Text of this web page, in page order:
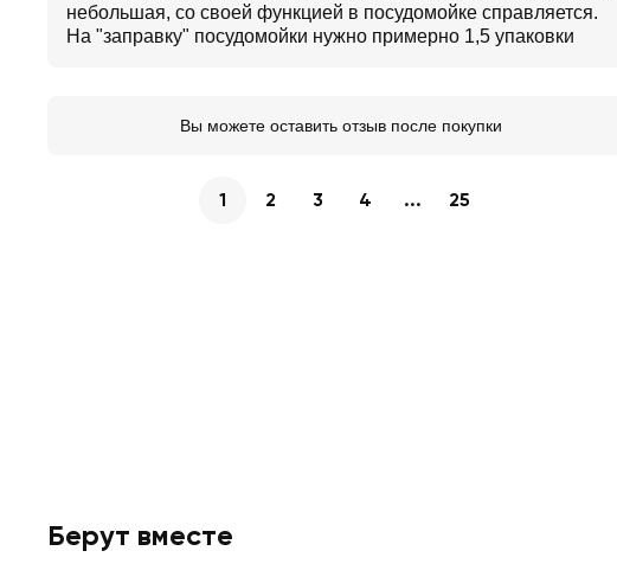
небольшая, со своей функцией в посудомойке справляется.
На "заправку" посудомойки нужно примерно 1,5 упаковки
Вы можете оставить отзыв после покупки
1 2 3 4 ... 25
Берут вместе